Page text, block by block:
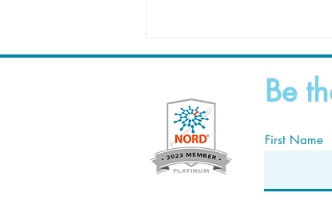
Be
First Name